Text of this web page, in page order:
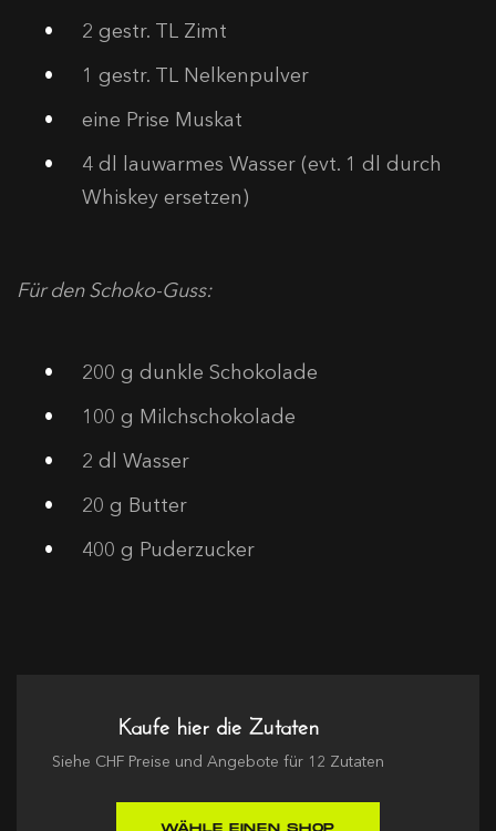
2 gestr. TL Zimt
1 gestr. TL Nelkenpulver
eine Prise Muskat
4 dl lauwarmes Wasser (evt. 1 dl durch
Whiskey ersetzen)
Für den Schoko-Guss:
200 g dunkle Schokolade
100 g Milchschokolade
2 dl Wasser
20 g Butter
400 g Puderzucker
Kaufe hier die Zutaten
Siehe CHF Preise und Angebote für 12 Zutaten